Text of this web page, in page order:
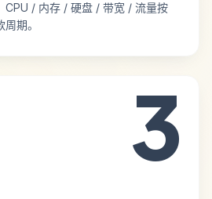
CPU / 内存 / 硬盘 / 带宽 / 流量按
期。
3